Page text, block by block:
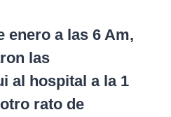
enero a las 6 Am,
las
al hospital a la 1
rato de